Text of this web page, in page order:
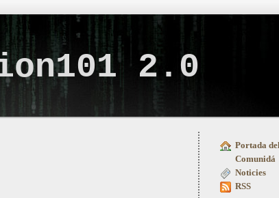
2.0
Lo que pasaPortada
Comunidá
Noticies
RSS